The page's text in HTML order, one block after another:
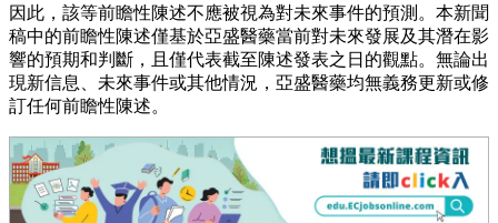
因此，該等前瞻性陳述不應被視為對未來事件的預測。本新聞
稿中的前瞻性陳述僅基於亞盛醫藥當前對未來發展及其潛在影
響的預期和判斷，且僅代表截至陳述發表之日的觀點。無論出
現新信息、未來事件或其他情況，亞盛醫藥均無義務更新或修
訂任何前瞻性陳述。